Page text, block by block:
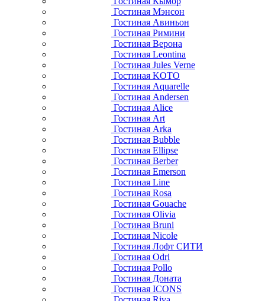
Гостиная Мэнсон
Гостиная Авиньон
Гостиная Римини
Гостиная Верона
Гостиная Leontina
Гостиная Jules Verne
Гостиная KOTO
Гостиная Aquarelle
Гостиная Andersen
Гостиная Alice
Гостиная Art
Гостиная Arka
Гостиная Bubble
Гостиная Ellipse
Гостиная Berber
Гостиная Emerson
Гостиная Line
Гостиная Rosa
Гостиная Gouache
Гостиная Olivia
Гостиная Bruni
Гостиная Nicole
Гостиная Лофт СИТИ
Гостиная Odri
Гостиная Pollo
Гостиная Доната
Гостиная ICONS